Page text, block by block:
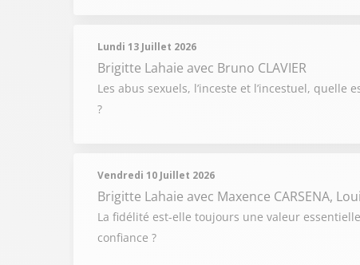
Lundi 13 Juillet 2026
Brigitte Lahaie avec Bruno CLAVIER
Les abus sexuels, l’inceste et l’incestuel,
?
Vendredi 10 Juillet 2026
Brigitte Lahaie avec Maxence CARSENA,
La fidélité est-elle toujours une valeur
confiance ?